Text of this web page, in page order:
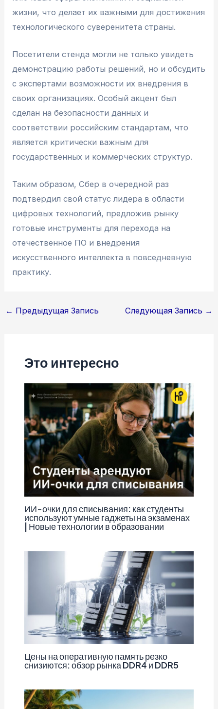
жизни, что делает их важными для достижения
технологического суверенитета страны.
Посетители стенда могли не только увидеть
демонстрацию работы решений, но и обсудить
с экспертами возможности их внедрения в
своих организациях. Особый акцент был
сделан на безопасности данных и
соответствии российским стандартам, что
является критически важным для
государственных и коммерческих структур.
Таким образом, Сбер в очередной раз
подтвердил свой статус лидера в области
цифровых технологий, предложив рынку
готовые инструменты для перехода на
отечественное ПО и внедрения
искусственного интеллекта в повседневную
практику.
Навигация
← Предыдущая Запись Следующая Запись →
Это интересно
ИИ-очки для списывания: как студенты
используют умные гаджеты на экзаменах
| Новые технологии в образовании
Цены на оперативную память резко
снизиются: обзор рынка DDR4 и DDR5